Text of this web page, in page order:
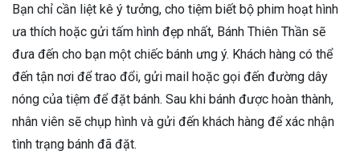
Bạn chỉ cần liệt kê ý tưởng, cho tiệm biết bộ phim hoạt hình
ưa thích hoặc gửi tấm hình đẹp nhất, Bánh Thiên Thần sẽ
đưa đến cho bạn một chiếc bánh ưng ý. Khách hàng có thể
đến tận nơi để trao đổi, gửi mail hoặc gọi đến đường dây
nóng của tiệm để đặt bánh. Sau khi bánh được hoàn thành,
nhân viên sẽ chụp hình và gửi đến khách hàng để xác nhận
tình trạng bánh đã đặt.